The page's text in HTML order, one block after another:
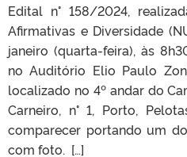
Edital n° 158/2024,
Afirmativas e Diversidade
janeiro (quarta-feira), às
no Auditório Elio Paulo
localizado no 4º andar do
Carneiro, n° 1, Porto,
comparecer portando um
com foto. ㅤ […]